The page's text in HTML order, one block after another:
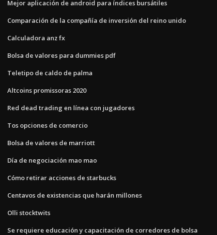
Mejor aplicación de android para índices bursátiles
Comparación de la compañía de inversión del reino unido
Calculadora anz fx
Bolsa de valores para dummies pdf
Teletipo de caldo de palma
Altcoins promissoras 2020
Red dead trading en línea con jugadores
Tos opciones de comercio
Bolsa de valores de marriott
Día de negociación mao mao
Cómo retirar acciones de starbucks
Centavos de existencias que harán millones
Olli stocktwits
Se requiere educación y capacitación de corredores de bolsa